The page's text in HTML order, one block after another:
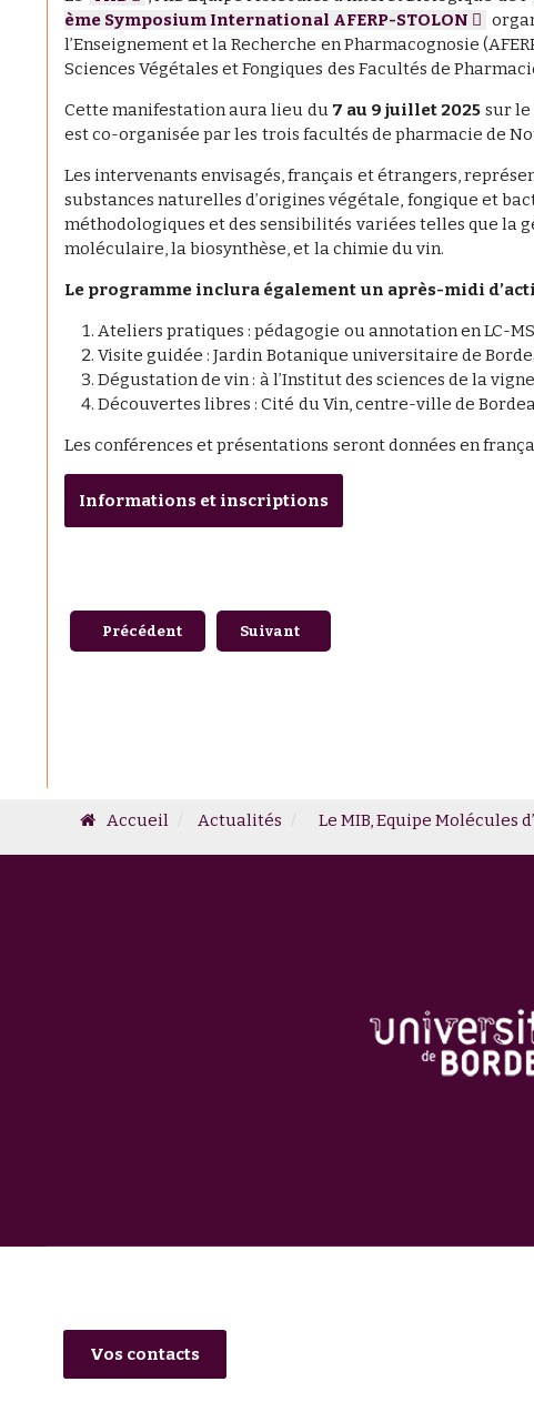
ème Symposium International AFERP-STOLON
l’Enseignement et la Recherche en Pharmacognosie
Sciences Végétales et Fongiques des Facultés de
Cette manifestation aura lieu du 7 au 9 juillet 2025 sur le
est co-organisée par les trois facultés de pharmacie de
Les intervenants envisagés, français et étrangers,
substances naturelles d’origines végétale, fongique et
méthodologiques et des sensibilités variées telles que la
moléculaire, la biosynthèse, et la chimie du vin.
Le programme inclura également un après-midi
Ateliers pratiques : pédagogie ou annotation en LC-
Visite guidée : Jardin Botanique universitaire de
Dégustation de vin : à l’Institut des sciences de la
Découvertes libres : Cité du Vin, centre-ville de
Les conférences et présentations seront données en
Informations et inscriptions
Article précédent : Invited Talk - Foteini Paschalidou -
Précédent Article suivant : L'EGFV présent au
Suivant
Accueil Actualités Le MIB, Equipe Molécules
Vos contacts